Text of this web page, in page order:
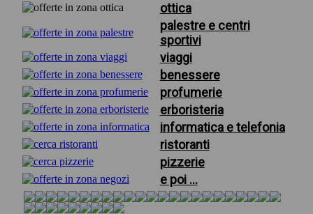
ottica
palestre e centri
sportivi
viaggi
benessere
profumerie
erboristeria
informatica e telefonia
ristoranti
pizzerie
e poi ...